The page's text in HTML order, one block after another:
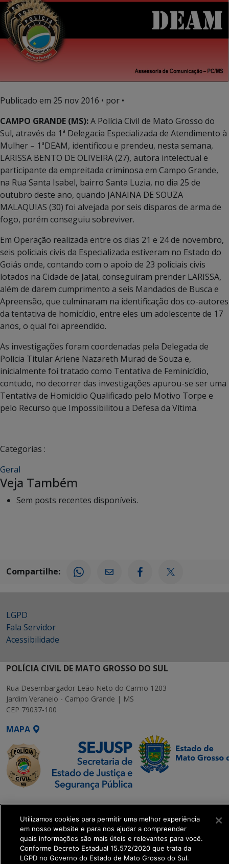
Publicado em 25 nov 2016 • por •
CAMPO GRANDE (MS):A Polícia Civil de Mato Grosso do
Sul, através da 1ª Delegacia Especializada de Atendimento à
Mulher – 1ªDEAM, identificou e prendeu, nesta semana,
LARISSA BENTO DE OLIVEIRA (27), autora intelectual e
participante da empreitada criminosa em Campo Grande,
na Rua Santa Isabel, bairro Santa Luzia, no dia 25 de
outubro deste ano, quando JANAINA DE SOUZA
MALAQUIAS (30) foi alvejada por seis disparos de arma de
fogo, porém conseguiu sobreviver.
Em Operação realizada entre os dias 21 e 24 de novembro,
seis policiais civis da Especializada estiveram no Estado do
Goiás onde, contando com o apoio de 23 policiais civis
lotados na Cidade de Jataí, conseguiram prender LARISSA,
além de darem cumprimento a seis Mandados de Busca e
Apreensão, que culminaram na identificação dos co-autores
da tentativa de homicídio, entre eles um adolescente de 17
anos, o qual foi apreendido.
As investigações foram coordenadas pela Delegada de
Polícia Titular Ariene Nazareth Murad de Souza e,
inicialmente foi tratado como Tentativa de Feminicídio,
contudo, no decorrer das investigações apurou-se ser uma
Tentativa de Homicídio Qualificado pelo Motivo Torpe e
pelo Recurso que Impossibilitou a Defesa da Vítima.
Categorias :
Geral
Veja Também
Sem posts recentes disponíveis.
Compartilhe:
LGPD
Fala Servidor
Acessibilidade
POLÍCIA CIVIL DE MATO GROSSO DO SUL
Rua Desembargador Leão Neto do Carmo 1203
Jardim Veraneio - Campo Grande | MS
CEP 79037-100
MAPA
SETDIG | Secretaria-
Executiva de
Transformação Digital
get_footer();
Utilizamos cookies para permitir uma melhor experiência
em nosso website e para nos ajudar a compreender
quais informações são mais úteis e relevantes para você.
Conforme Decreto Estadual 15.572/2020 que trata da
LGPD no Governo do Estado de Mato Grosso do Sul.